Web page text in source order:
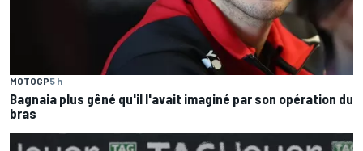
MOTOGP5 h
Bagnaia plus gêné qu'il l'avait imaginé par son opération du
bras